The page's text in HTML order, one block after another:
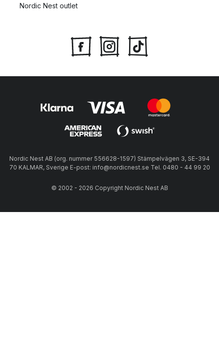
Nordic Nest outlet
Nordic Nest AB (org. nummer 556628-1597) Stämpelvägen 3, SE-394
70 KALMAR, Sverige E-post: info@nordicnest.se Tel. 0480 - 44 99 20
© 2002 - 2026 Copyright Nordic Nest AB